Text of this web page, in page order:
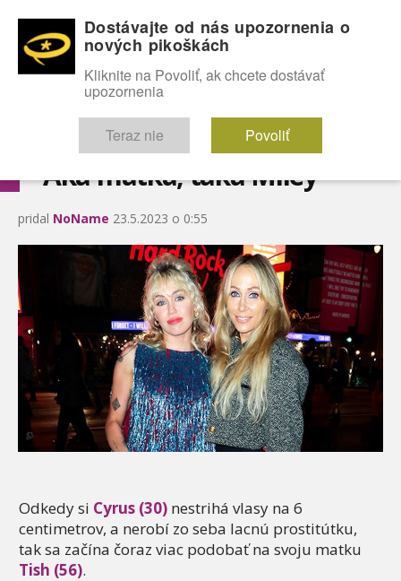
OMG! SEXICE
Aká matka, taká Miley
pridal NoName 23.5.2023 o 0:55
Odkedy si Cyrus (30) nestrihá vlasy na 6
centimetrov, a nerobí zo seba lacnú prostitútku,
tak sa začína čoraz viac podobať na svoju matku
Tish (56).
Dostávajte od nás upozornenia o
nových pikoškách
Kliknite na Povoliť, ak chcete dostávať
upozornenia
Teraz nie Povoliť